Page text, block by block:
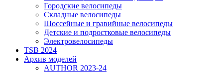
Городские велосипеды
Складные велосипеды
Шоссейные и гравийные велосипеды
Детские и подростковые велосипеды
Электровелосипеды
TSB 2024
Архив моделей
AUTHOR 2023-24